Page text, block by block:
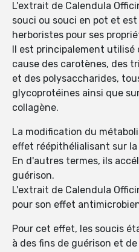
L'extrait de Calendula
souci ou souci en pot et
herboristes pour ses
Il est principalement utilisé
cause des carotènes, des
et des polysaccharides,
glycoprotéines ainsi que
collagène.
La modification du
effet réépithélialisant sur la
En d'autres termes, ils
guérison.
L'extrait de Calendula
pour son effet
Pour cet effet, les soucis
à des fins de guérison et